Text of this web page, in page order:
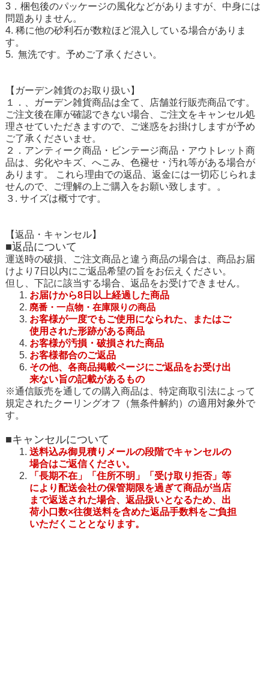
3．梱包後のパッケージの風化などがありますが、中身には
問題ありません。
4. 稀に他の砂利石が数粒ほど混入している場合がありま
す。
5. 無洗です。予めご了承ください。
【ガーデン雑貨のお取り扱い】
１．、ガーデン雑貨商品は全て、店舗並行販売商品です。
ご注文後在庫が確認できない場合、ご注文をキャンセル処
理させていただきますので、ご迷惑をお掛けしますが予め
ご了承くださいませ。
２．アンティーク商品・ビンテージ商品・アウトレット商
品は、劣化やキズ、へこみ、色褪せ・汚れ等がある場合が
あります。 これら理由での返品、返金には一切応じられま
せんので、ご理解の上ご購入をお願い致します。。
３. サイズは概寸です。
【返品・キャンセル】
■返品について
運送時の破損、ご注文商品と違う商品の場合は、商品お届
けより7日以内にご返品希望の旨をお伝えください。
但し、下記に該当する場合、返品をお受けできません。
お届けから8日以上経過した商品
廃番・一点物・在庫限りの商品
お客様が一度でもご使用になられた、またはご
使用された形跡がある商品
お客様が汚損・破損された商品
お客様都合のご返品
その他、各商品掲載ページにご返品をお受け出
来ない旨の記載があるもの
※通信販売を通しての購入商品は、特定商取引法によって
規定されたクーリングオフ（無条件解約）の適用対象外で
す。
■キャンセルについて
送料込み御見積りメールの段階でキャンセルの
場合はご返信ください。
「長期不在」「住所不明」「受け取り拒否」等
により配送会社の保管期限を過ぎて商品が当店
まで返送された場合、返品扱いとなるため、出
荷小口数×往復送料を含めた返品手数料をご負担
いただくこととなります。